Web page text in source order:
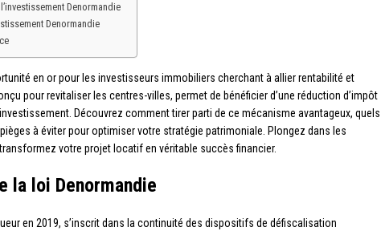
Denormandie
Denormandie
en or pour les investisseurs immobiliers cherchant à allier rentabilité et
pour revitaliser les centres-villes, permet de bénéficier d’une réduction d’impôt
Découvrez comment tirer parti de ce mécanisme avantageux, quels
à éviter pour optimiser votre stratégie patrimoniale. Plongez dans les
votre projet locatif en véritable succès financier.
la loi Denormandie
en 2019, s’inscrit dans la continuité des dispositifs de défiscalisation